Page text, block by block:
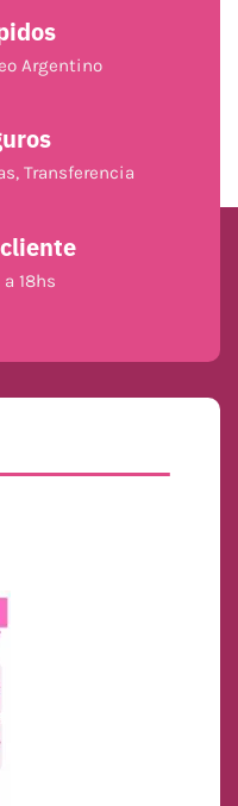
Argentino
Transferencia
18hs